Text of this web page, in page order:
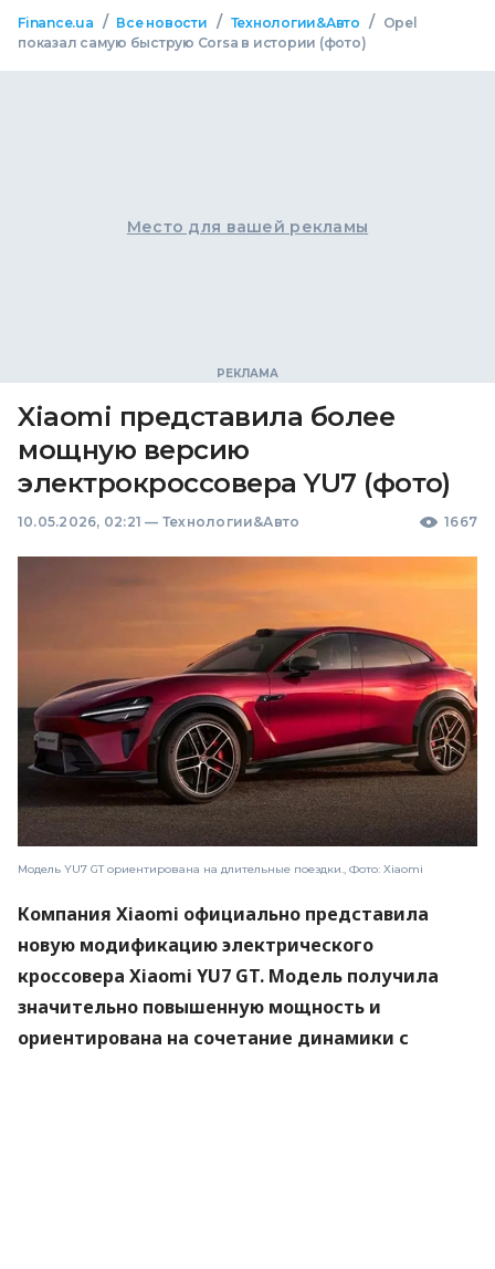
Finance.ua / Все новости / Технологии&Авто /
Opel
показал самую быструю Corsa в истории (фото)
Место для вашей рекламы
Xiaomi представила более
мощную версию
электрокроссовера YU7 (фото)
10.05.2026, 02:21 — Технологии&Авто 1667
Модель YU7 GT ориентирована на длительные поездки., Фото: Xiaomi
Компания Xiaomi официально представила
новую модификацию электрического
кроссовера Xiaomi YU7 GT. Модель получила
значительно повышенную мощность и
ориентирована на сочетание динамики с